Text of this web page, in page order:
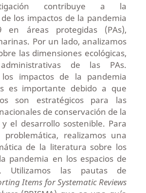
contribuye a la
los impactos de la pandemia
en áreas protegidas (PAs),
Por un lado, analizamos
las dimensiones ecológicas,
de las PAs.
los impactos de la pandemia
es importante debido a que
son estratégicos para las
de conservación de la
y el desarrollo sostenible. Para
realizamos una
de la literatura sobre los
pandemia en los espacios de
Utilizamos las pautas de
Items for Systematic Reviews